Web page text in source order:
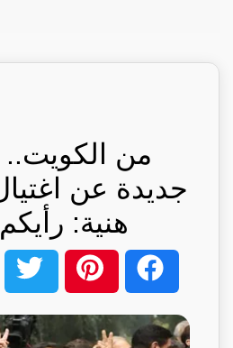
من الكويت..
جديدة عن
هنية: